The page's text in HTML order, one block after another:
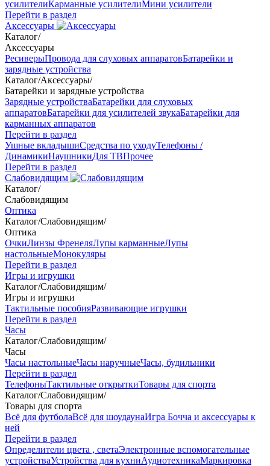
усилителиКарманные усилителиМини усилители
Перейти в раздел
Аксессуары
Каталог/
Аксессуары
РесиверыПровода для слуховых аппаратовБатарейки и
зарядные устройства
Каталог/Аксессуары/
Батарейки и зарядные устройства
Зарядные устройстваБатарейки для слуховых
аппаратовБатарейки для усилителей звукаБатарейки для
карманных аппаратов
Перейти в раздел
Ушные вкладышиСредства по уходуТелефоны /
ДинамикиНаушникиДля ТВПрочее
Перейти в раздел
Слабовидящим
Каталог/
Слабовидящим
Оптика
Каталог/Слабовидящим/
Оптика
ОчкиЛинзы ФренеляЛупы карманныеЛупы
настольныеМонокуляры
Перейти в раздел
Игры и игрушки
Каталог/Слабовидящим/
Игры и игрушки
Тактильные пособияРазвивающие игрушки
Перейти в раздел
Часы
Каталог/Слабовидящим/
Часы
Часы настольныеЧасы наручныеЧасы, будильники
Перейти в раздел
ТелефоныТактильные открыткиТовары для спорта
Каталог/Слабовидящим/
Товары для спорта
Всё для футболаВсё для шоудаунаИгра Бочча и аксессуары к
ней
Перейти в раздел
Определители цвета , светаЭлектронные вспомогательные
устройстваУстройства для кухниАудиотехникаМаркировка